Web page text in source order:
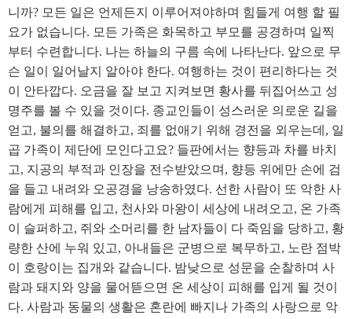
니까? 모든 일은 언제든지 이루어져야하며 힘들게 여행 할 필
요가 없습니다. 모든 가족은 화목하고 부모를 공경하며 일찍
부터 수련합니다. 나는 하늘의 구름 속에 나타난다. 앞으로 무
슨 일이 일어날지 알아야 한다. 여행하는 것이 편리하다는 것
이 안타깝다. 오금을 잘 보고 지켜보면 황사를 뒤집어쓰고 성
명주를 볼 수 있을 것이다. 종교인들이 성스러운 의로운 길을
얻고, 불의를 해결하고, 죄를 없애기 위해 경전을 외우는데, 일
곱 가족이 제단에 모인다고요? 들판에서는 향등과 차를 바치
고, 지공의 부적과 인장을 전수받았으며, 향등 위에만 손에 검
을 들고 내려와 오공경을 낭송하였다. 선한 사람이 또 악한 사
람에게 피해를 입고, 천사와 마왕이 세상에 내려오고, 온 가족
이 슬퍼하고, 쥐와 소머리를 한 남자들이 다 죽임을 당하고, 황
량한 산에 누워 있고, 아내들은 군병으로 복무하고, 노란 점박
이 호랑이는 집개와 같습니다. 밤낮으로 성문을 순찰하며 사
람과 돼지와 양을 물어뜯으면 온 세상이 피해를 입게 될 것이
다. 사람과 동물의 생활은 혼란에 빠지나 가족의 사랑으로 악